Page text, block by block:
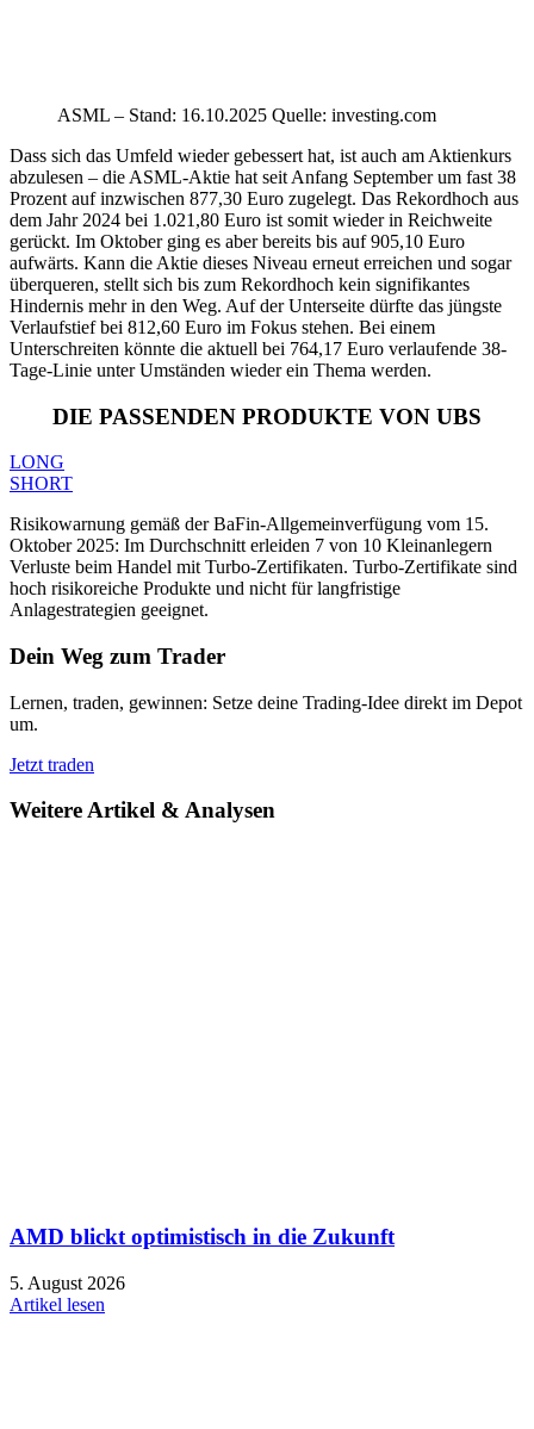
ASML – Stand: 16.10.2025 Quelle: investing.com
Dass sich das Umfeld wieder gebessert hat, ist auch am Aktienkurs
abzulesen – die ASML-Aktie hat seit Anfang September um fast 38
Prozent auf inzwischen 877,30 Euro zugelegt. Das Rekordhoch aus
dem Jahr 2024 bei 1.021,80 Euro ist somit wieder in Reichweite
gerückt. Im Oktober ging es aber bereits bis auf 905,10 Euro
aufwärts. Kann die Aktie dieses Niveau erneut erreichen und sogar
überqueren, stellt sich bis zum Rekordhoch kein signifikantes
Hindernis mehr in den Weg. Auf der Unterseite dürfte das jüngste
Verlaufstief bei 812,60 Euro im Fokus stehen. Bei einem
Unterschreiten könnte die aktuell bei 764,17 Euro verlaufende 38-
Tage-Linie unter Umständen wieder ein Thema werden.
DIE PASSENDEN PRODUKTE VON UBS
LONG
SHORT
Risikowarnung gemäß der BaFin-Allgemeinverfügung vom 15.
Oktober 2025: Im Durchschnitt erleiden 7 von 10 Kleinanlegern
Verluste beim Handel mit Turbo-Zertifikaten. Turbo-Zertifikate sind
hoch risikoreiche Produkte und nicht für langfristige
Anlagestrategien geeignet.
Dein Weg zum Trader
Lernen, traden, gewinnen: Setze deine Trading-Idee direkt im Depot
um.
Jetzt traden
Weitere Artikel & Analysen
AMD blickt optimistisch in die Zukunft
5. August 2026
Artikel lesen